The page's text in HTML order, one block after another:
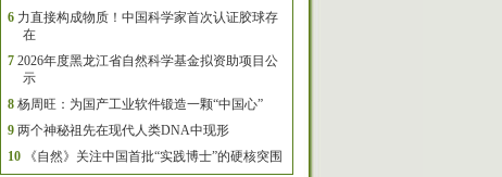
6 力直接构成物质！中国科学家首次认证胶球存
在
7 2026年度黑龙江省自然科学基金拟资助项目公
示
8 杨周旺：为国产工业软件锻造一颗“中国心”
9 两个神秘祖先在现代人类DNA中现形
10
《自然》关注中国首批“实践博士”的硬核突围